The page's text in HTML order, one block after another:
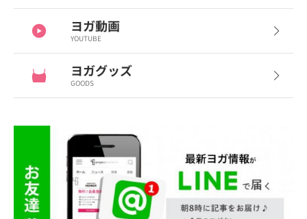
ヨガ動画
YOUTUBE
ヨガグッズ
GOODS